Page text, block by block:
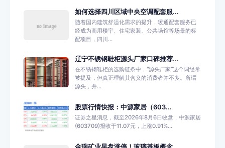
如何选择四川区域中央空调配套服...
随着国内建筑舒适化需求的提升，暖通配套服务已
经成为商用楼宇、住宅家装、公共场馆等场景的标
配项目，四川...
辽宁不锈钢鞋柜源头厂家口碑推荐...
在不锈钢鞋柜的选购链条中，“源头厂家”这个词经常
被提及，但真正理解其含义的消费者并不多。所谓
源头，并...
股票行情快报：中源家居（603...
证券之星消息，截至2026年8月6日收盘，中源家居
(603709)报收于11.07元，上涨0.91%...